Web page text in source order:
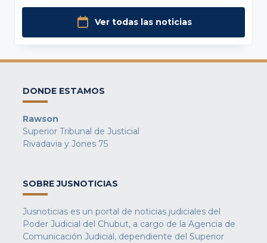
Ver todas las noticias
DONDE ESTAMOS
Rawson
Superior Tribunal de Justicial
Rivadavia y Jones 75
SOBRE JUSNOTICIAS
Jusnoticias es un portal de noticias judiciales del
Poder Judicial del Chubut, a cargo de la Agencia de
Comunicación Judicial, dependiente del Superior